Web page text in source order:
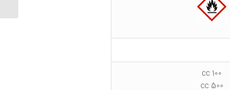
100 cc
500 cc